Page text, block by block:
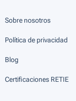
Sobre nosotros
Política de privacidad
Blog
Certificaciones RETIE